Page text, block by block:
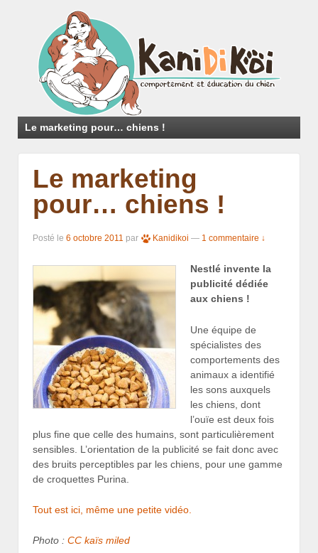
Le marketing pour… chiens !
Le marketing
pour… chiens !
Posté le 6 octobre 2011 par Kanidikoi — 1 commentaire ↓
Nestlé invente la
publicité dédiée
aux chiens !
Une équipe de
spécialistes des
comportements des
animaux a identifié
les sons auxquels
les chiens, dont
l’ouïe est deux fois
plus fine que celle des humains, sont particulièrement
sensibles. L’orientation de la publicité se fait donc avec
des bruits perceptibles par les chiens, pour une gamme
de croquettes Purina.
Tout est ici, même une petite vidéo.
Photo : CC kaïs miled